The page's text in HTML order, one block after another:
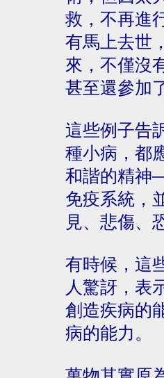
救，不再進
有馬上去世
來，不僅沒
甚至還參加
這些例子告
種小病，都
和諧的精神
免疫系統，
見、悲傷
有時候，這
人驚訝，表
創造疾病的
病的能力。